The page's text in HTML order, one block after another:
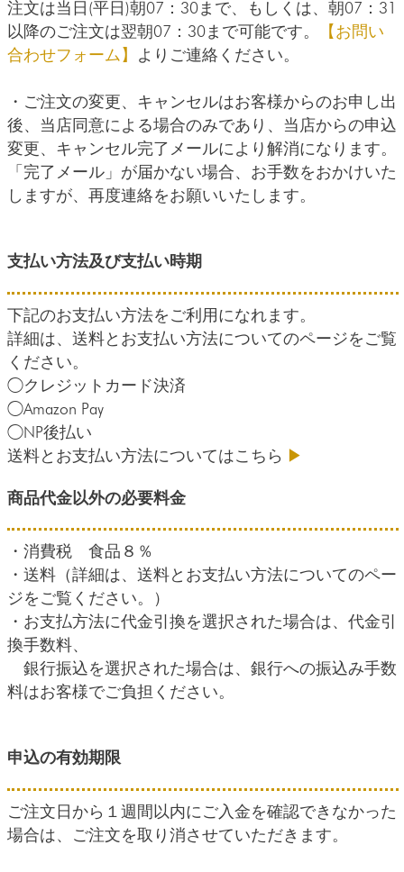
注文は当日(平日)朝07：30まで、もしくは、朝07：31
以降のご注文は翌朝07：30まで可能です。
【お問い
合わせフォーム】 よりご連絡ください。
・ご注文の変更、キャンセルはお客様からのお申し出
後、当店同意による場合のみであり、当店からの申込
変更、キャンセル完了メールにより解消になります。
「完了メール」が届かない場合、お手数をおかけいた
しますが、再度連絡をお願いいたします。
支払い方法及び支払い時期
下記のお支払い方法をご利用になれます。
詳細は、送料とお支払い方法についてのページをご覧
ください。
◯クレジットカード決済
◯Amazon Pay
◯NP後払い
送料とお支払い方法についてはこちら ▶
商品代金以外の必要料金
・消費税 食品８％
・送料（詳細は、送料とお支払い方法についてのペー
ジをご覧ください。）
・お支払方法に代金引換を選択された場合は、代金引
換手数料、
銀行振込を選択された場合は、銀行への振込み手数
料はお客様でご負担ください。
申込の有効期限
ご注文日から１週間以内にご入金を確認できなかった
場合は、ご注文を取り消させていただきます。